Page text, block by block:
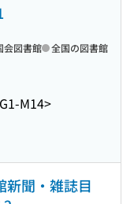
M14>
会図書館 全国の図書館
新聞・雑誌目